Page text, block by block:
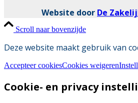
Website door De
Scroll naar bovenzijde
Deze website maakt gebruik van
Accepteer cookiesCookies weigeren
Cookie- en privacy